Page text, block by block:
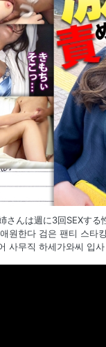
んは週に3回SEXす
원한다 검은 팬티 스타
사무직 하세가와씨 입